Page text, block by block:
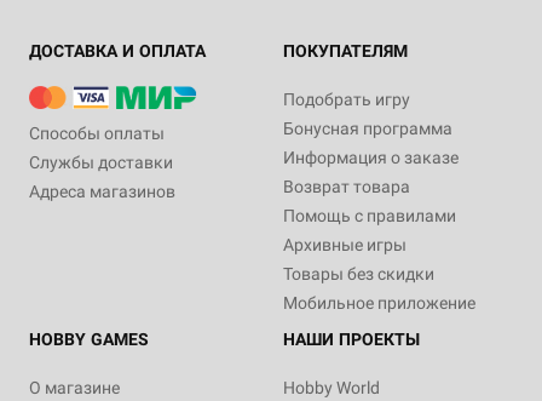
ДОСТАВКА И ОПЛАТА
Способы оплаты
Службы доставки
Адреса магазинов
ПОКУПАТЕЛЯМ
Подобрать игру
Бонусная программа
Информация о заказе
Возврат товара
Помощь с правилами
Архивные игры
Товары без скидки
Мобильное приложение
HOBBY GAMES
О магазине
НАШИ ПРОЕКТЫ
Hobby World